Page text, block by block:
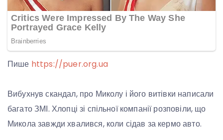
Пише https://puer.org.ua
Вибухнув скандал, про Миколу і його витівки написали
багато ЗМІ. Хлопці зі спільної компанії розповіли, що
Микола завжди хвалився, коли сідав за кермо авто.